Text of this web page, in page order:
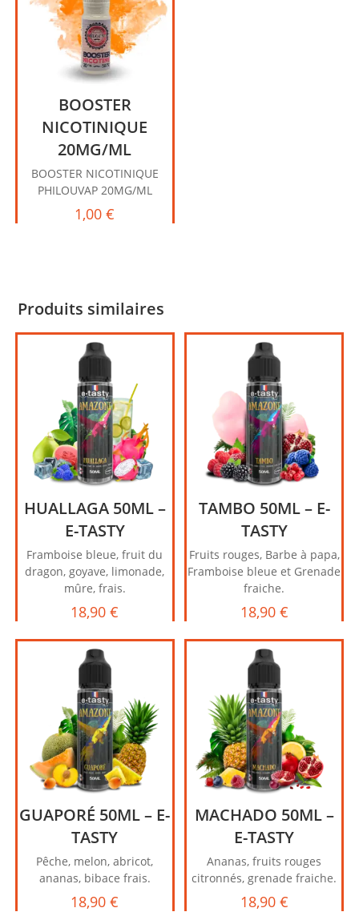
BOOSTER
NICOTINIQUE
20MG/ML
BOOSTER NICOTINIQUE
PHILOUVAP 20MG/ML
1,00€
Produits similaires
HUALLAGA 50ML –
E-TASTY
Framboise bleue, fruit du
dragon, goyave, limonade,
mûre, frais.
18,90€
TAMBO 50ML – E-
TASTY
Fruits rouges, Barbe à papa,
Framboise bleue et Grenade
fraiche.
18,90 €
GUAPORÉ 50ML – E-
TASTY
Pêche, melon, abricot,
ananas, bibace frais.
18,90€
MACHADO 50ML –
E-TASTY
Ananas, fruits rouges
citronnés, grenade fraiche.
18,90 €